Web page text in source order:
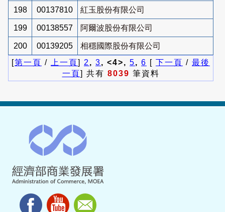
198 00137810 紅玉股份有限公司
199 00138557 阿爾波股份有限公司
200 00139205
相穩國際股份有限公司
[第一頁 / 上一頁] 2 , 3, <4>, 5, 6 [ 下一頁 / 最後
一頁] 共有 8039 筆資料